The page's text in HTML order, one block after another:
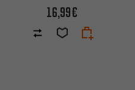
16,99€